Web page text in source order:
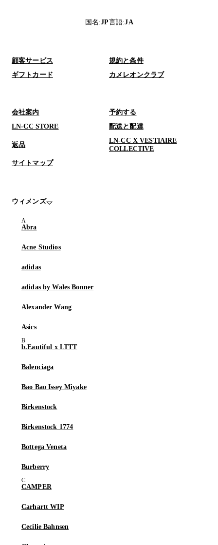
国名 :JP言語:JA
顧客サービス
規約と条件
ギフトカード
カメレオンクラブ
会社案内
予約する
LN-CC STORE
配送と配達
返品
LN-CC X VESTIAIRE
COLLECTIVE
サイトマップ
ウィメンズ
Abra
Acne Studios
adidas
adidas by Wales Bonner
Alexander Wang
Asics
b.Eautiful x LTTT
Balenciaga
Bao Bao Issey Miyake
Birkenstock
Birkenstock 1774
Bottega Veneta
Burberry
CAMPER
Carhartt WIP
Cecilie Bahnsen